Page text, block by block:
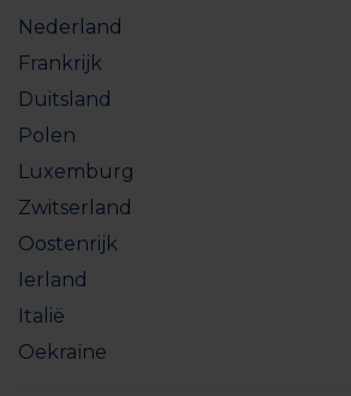
Nederland
Frankrijk
Duitsland
Polen
Luxemburg
Zwitserland
Oostenrijk
Ierland
Italië
Oekraïne